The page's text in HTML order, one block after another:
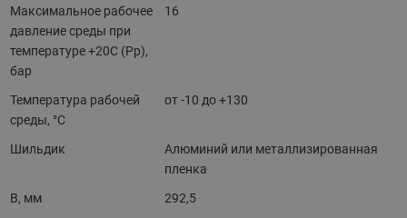
Максимальное рабочее
давление среды при
температуре +20С (Рр),
бар
16
Температура рабочей
среды, °С
от -10 до +130
Шильдик
Алюминий или металлизированная
пленка
B, мм
292,5